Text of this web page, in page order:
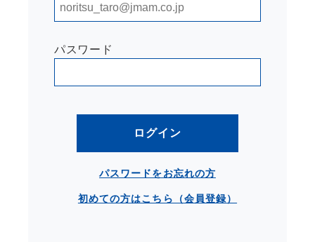
パスワード
ログイン
パスワードをお忘れの方
初めての方はこちら（会員登録）